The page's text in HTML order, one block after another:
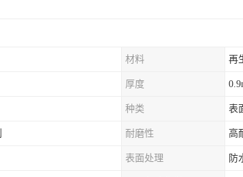
材料 再
厚度
种类 表
耐磨性 高
表面处理 防